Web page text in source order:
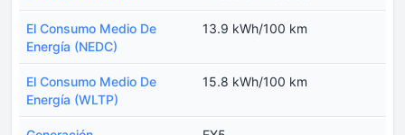
El Consumo Medio De
Energía (NEDC)
13.9 kWh/100 km
El Consumo Medio De
Energía (WLTP)
15.8 kWh/100 km